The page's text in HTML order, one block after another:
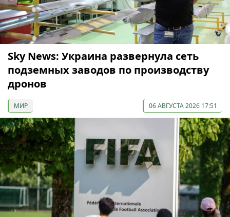
Sky News: Украина развернула сеть
подземных заводов по производству
дронов
МИР 06 АВГУСТА 2026 17:51